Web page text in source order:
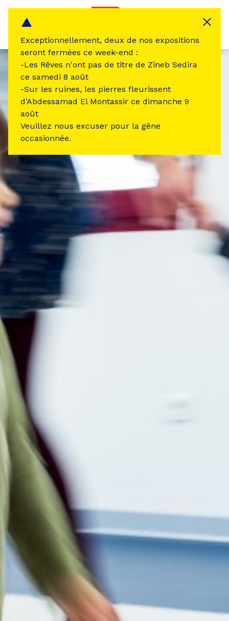
Exceptionnellement, deux de nos expositions
seront fermées ce week-end :
-Les Rêves n'ont pas de titre de Zineb Sedira
ce samedi 8 août
-Sur les ruines, les pierres fleurissent
d'Abdessamad El Montassir ce dimanche 9
août
Veuillez nous excuser pour la gêne
occasionnée.
Panneau de gestion des cookies